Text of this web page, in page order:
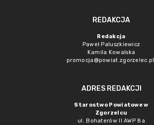
REDAKCJA
Redakcja
Paweł Paluszkiewicz
Kamila Kowalska
promocja@powiat.zgorzelec.pl
ADRES REDAKCJI
Starostwo Powiatowe w
Zgorzelcu
ul. Bohaterów II AWP 8a